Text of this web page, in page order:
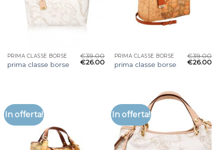
PRIMA CLASSE BORSE
prima classe borse
€39.00
€26.00
PRIMA CLASSE BORSE
prima classe borse
€39.00
€26.00
In offerta! In offerta!